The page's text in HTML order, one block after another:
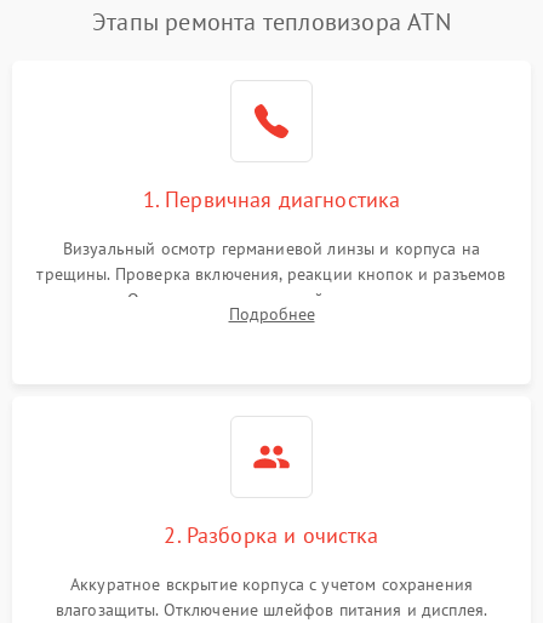
Сбои коммуникаций и интерфейсов
Экран (дисплей)
Этапы ремонта тепловизора ATN
1. Первичная диагностика
Визуальный осмотр германиевой линзы и корпуса на
трещины. Проверка включения, реакции кнопок и разъемов
зарядки. Оценка вывода тепловой сигнатуры на экран,
проверка базовых функций и считывание системных
Подробнее
2. Разборка и очистка
Аккуратное вскрытие корпуса с учетом сохранения
влагозащиты. Отключение шлейфов питания и дисплея.